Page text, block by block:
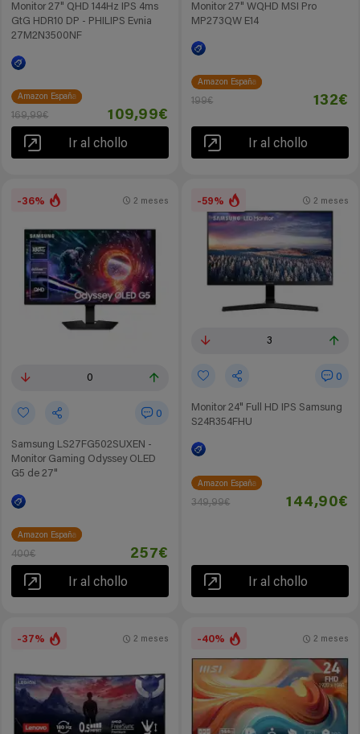
Monitor 27" QHD 144Hz IPS 4ms
GtG HDR10 DP - PHILIPS Evnia
27M2N3500NF
Amazon España
169,99€ 109,99€
Ir al chollo
Monitor 27" WQHD MSI Pro
MP273QW E14
Amazon España
199€ 132€
Ir al chollo
-36%
0
0
Samsung LS27FG502SUXEN -
Monitor Gaming Odyssey OLED
G5 de 27"
2 meses
Amazon España
400€ 257€
Ir al chollo
-59%
3
0
Monitor 24" Full HD IPS Samsung
S24R354FHU
2 meses
Amazon España
349,99€ 144,90€
Ir al chollo
-37% 2 meses -40% 2 meses